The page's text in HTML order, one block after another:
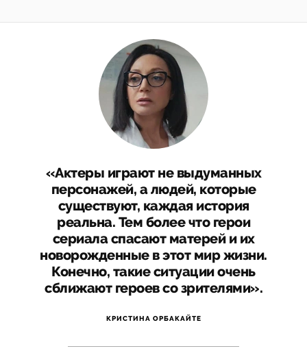
«Актеры играют не выдуманных
персонажей, а людей, которые
существуют, каждая история
реальна. Тем более что герои
сериала спасают матерей и их
новорожденные в этот мир жизни.
Конечно, такие ситуации очень
сближают героев со зрителями».
КРИСТИНА ОРБАКАЙТЕ